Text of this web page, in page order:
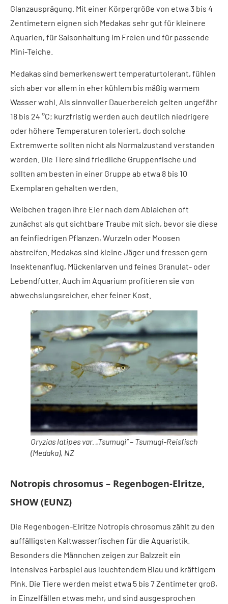
Glanzausprägung. Mit einer Körpergröße von etwa 3 bis 4
Zentimetern eignen sich Medakas sehr gut für kleinere
Aquarien, für Saisonhaltung im Freien und für passende
Mini-Teiche.
Medakas sind bemerkenswert temperaturtolerant, fühlen
sich aber vor allem in eher kühlem bis mäßig warmem
Wasser wohl. Als sinnvoller Dauerbereich gelten ungefähr
18 bis 24 °C; kurzfristig werden auch deutlich niedrigere
oder höhere Temperaturen toleriert, doch solche
Extremwerte sollten nicht als Normalzustand verstanden
werden. Die Tiere sind friedliche Gruppenfische und
sollten am besten in einer Gruppe ab etwa 8 bis 10
Exemplaren gehalten werden.
Weibchen tragen ihre Eier nach dem Ablaichen oft
zunächst als gut sichtbare Traube mit sich, bevor sie diese
an feinfiedrigen Pflanzen, Wurzeln oder Moosen
abstreifen. Medakas sind kleine Jäger und fressen gern
Insektenanflug, Mückenlarven und feines Granulat- oder
Lebendfutter. Auch im Aquarium profitieren sie von
abwechslungsreicher, eher feiner Kost.
Oryzias latipes var. „Tsumugi“ – Tsumugi-Reisfisch
(Medaka), NZ
Notropis chrosomus – Regenbogen-Elritze,
SHOW (EUNZ)
Die Regenbogen-Elritze Notropis chrosomus zählt zu den
auffälligsten Kaltwasserfischen für die Aquaristik.
Besonders die Männchen zeigen zur Balzzeit ein
intensives Farbspiel aus leuchtendem Blau und kräftigem
Pink. Die Tiere werden meist etwa 5 bis 7 Zentimeter groß,
in Einzelfällen etwas mehr, und sind ausgesprochen